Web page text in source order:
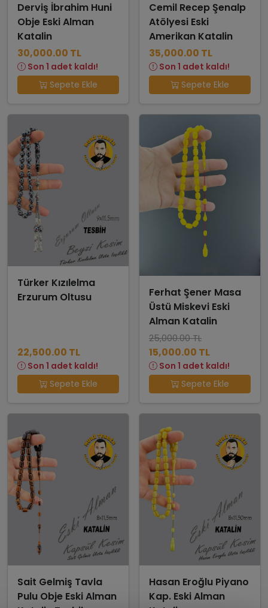
Derviş İbrahim Huni
Obje Eski Alman
Katalin
30,000.00 TL
Son 1 adet kaldı!
Sepete Ekle
Cemil Recep Şenalp
Atölyesi Eski
Amerikan Katalin
35,000.00 TL
Son 1 adet kaldı!
Sepete Ekle
Türker Kızılelma
Erzurum Oltusu
22,500.00 TL
Son 1 adet kaldı!
Sepete Ekle
Ferhat Şener Masa
Üstü Miskevi Eski
Alman Katalin
25,000.00 TL
15,000.00 TL
Son 1 adet kaldı!
Sepete Ekle
Sait Gelmiş Tavla
Pulu Obje Eski Alman
Hasan Eroğlu Piyano
Kap. Eski Alman